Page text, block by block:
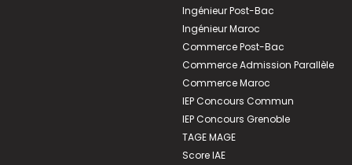
Ingénieur Post-Bac
Ingénieur Maroc
Commerce Post-Bac
Commerce Admission Parallèle
Commerce Maroc
IEP Concours Commun
IEP Concours Grenoble
TAGE MAGE
Score IAE